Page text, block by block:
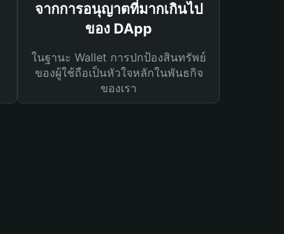
จากการอนุญาตที่มากเกินไป
ของ DApp
ในฐานะ Wallet การปกป้องสินทรัพย์
ของผู้ใช้ถือเป็นหัวใจหลักในพันธกิจ
ของเรา